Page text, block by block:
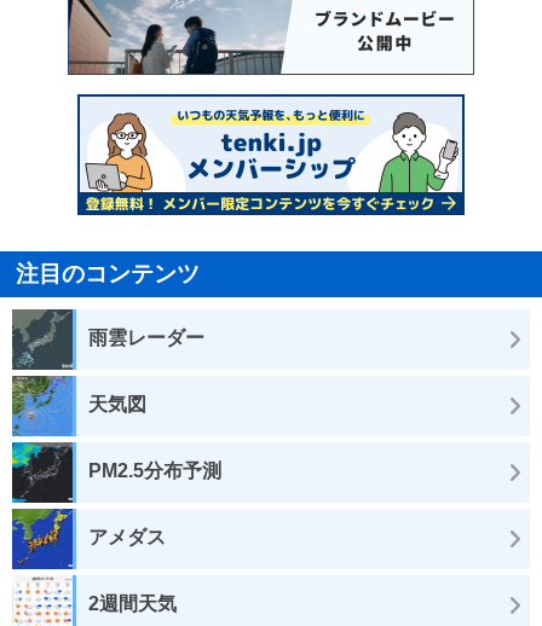
注目のコンテンツ
雨雲レーダー
天気図
PM2.5分布予測
アメダス
2週間天気